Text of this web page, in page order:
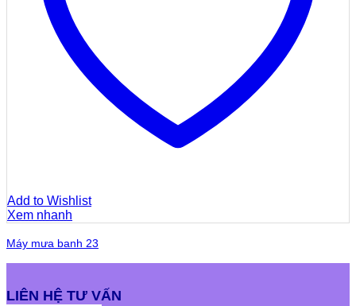
Add to Wishlist
Xem nhanh
Máy mưa banh 23
LIÊN HỆ TƯ VẤN